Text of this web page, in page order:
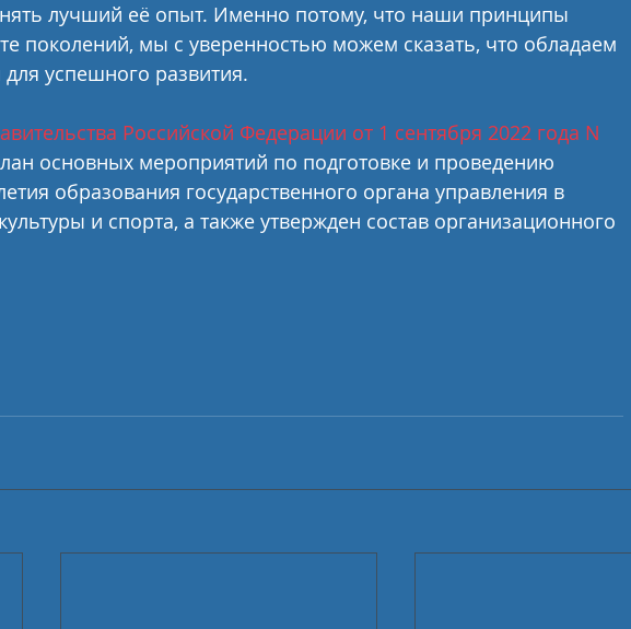
лучший её опыт. Именно потому, что наши принципы
поколений, мы с уверенностью можем сказать, что обладаем
успешного развития.
Российской Федерации от 1 сентября 2022 года N
основных мероприятий по подготовке и проведению
образования государственного органа управления в
и спорта, а также утвержден состав организационного